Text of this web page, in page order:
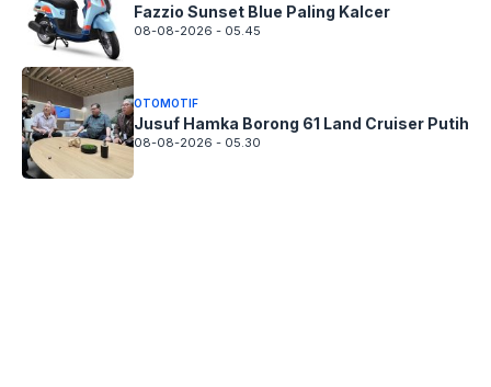
Fazzio Sunset Blue Paling Kalcer
08-08-2026 - 05.45
OTOMOTIF
Jusuf Hamka Borong 61 Land Cruiser Putih
08-08-2026 - 05.30